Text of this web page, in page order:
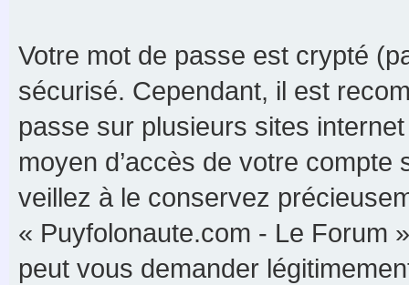
Votre mot de passe est crypté
sécurisé. Cependant, il est
passe sur plusieurs sites
moyen d’accès de votre
veillez à le conservez
« Puyfolonaute.com - Le Forum
peut vous demander